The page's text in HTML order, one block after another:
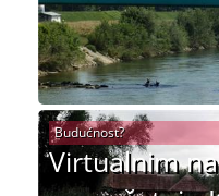
Virtualnim
Budućnost?